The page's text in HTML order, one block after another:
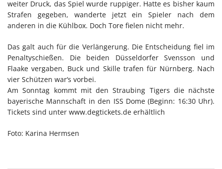
weiter Druck, das Spiel wurde ruppiger. Hatte es bisher kaum
Strafen gegeben, wanderte jetzt ein Spieler nach dem
anderen in die Kühlbox. Doch Tore fielen nicht mehr.
Das galt auch für die Verlängerung. Die Entscheidung fiel im
Penaltyschießen. Die beiden Düsseldorfer Svensson und
Flaake vergaben, Buck und Skille trafen für Nürnberg. Nach
vier Schützen war‘s vorbei.
Am Sonntag kommt mit den Straubing Tigers die nächste
bayerische Mannschaft in den ISS Dome (Beginn: 16:30 Uhr).
Tickets sind unter www.degtickets.de erhältlich
Foto: Karina Hermsen